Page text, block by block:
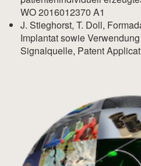
WO 2016012370 A1
J. Stieghorst, T. Doll,
Implantat sowie
Signalquelle, Patent